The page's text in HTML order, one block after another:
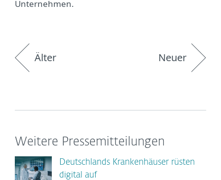
Unternehmen.
Älter Neuer
Weitere Pressemitteilungen
Deutschlands Krankenhäuser rüsten
digital auf